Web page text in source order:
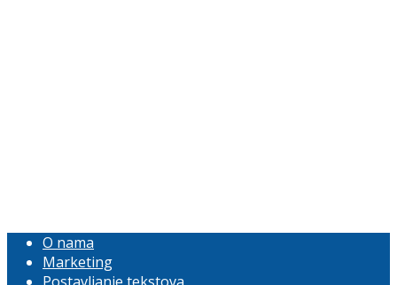
O nama
Marketing
Postavljanje tekstova